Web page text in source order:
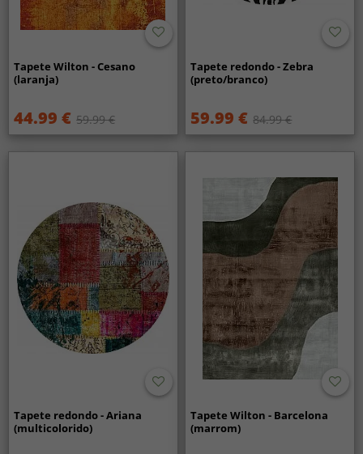
Tapete Wilton - Cesano
(laranja)
44.99 € 59.99 €
Tapete redondo - Zebra
(preto/branco)
59.99 € 84.99 €
Tapete redondo - Ariana
(multicolorido)
Tapete Wilton - Barcelona
(marrom)